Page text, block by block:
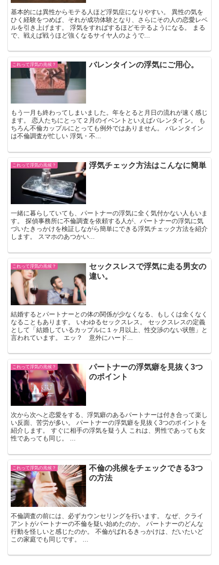
基本的には異性からモテる人ほど浮気症になりやすい。 異性の気を
ひく経験をつめば、それが成功体験となり、さらにその人の恋愛レベ
ルを引き上げます。 浮気をすればするほどモテるようになる。 まる
で、戦えば戦うほど強くなるサイヤ人のようで...
これって浮気の兆候？ バレンタインの浮気にご用心。
もう一月も終わってしまいました。年をとると月日の流れが速く感じ
ます。 恋人たちにとって２月のイベントといえばバレンタイン。 も
ちろん不倫カップルにとっても例外ではありません。 バレンタイン
は不倫調査が忙しい 浮気・不...
これって浮気の兆候？ 浮気チェック方法はこんなに簡単
一緒に暮らしていても、パートナーの浮気に全く気付かない人もいま
す。 探偵事務所に不倫調査を依頼する人が、パートナーの浮気に気
づいたきっかけを検証しながら簡単にできる浮気チェック方法を紹介
します。 スマホのあつかい...
これって浮気の兆候？
セックスレスで浮気に走る男女の
違い。
結婚するとパートナーとの体の関係が少なくなる、もしくは全くなく
なることもあります。 いわゆるセックスレス。 セックスレスの定義
として「結婚しているカップルに１ヶ月以上、性交渉のない状態」と
言われています。 エッ？ 意外にハード...
これって浮気の兆候？
パートナーの浮気癖を見抜く3つ
のポイント
次から次へと恋愛をする、浮気癖のあるパートナーは付き合って楽し
い反面、苦労が多い。 パートナーの浮気癖を見抜く3つのポイントを
紹介します。 すぐに相手の浮気を疑う人 これは、男性であっても女
性であっても同じ。 ...
これって浮気の兆候？
不倫の兆候をチェックできる3つ
の方法
不倫調査の前には、必ずカウンセリングを行います。 なぜ、クライ
アントがパートナーの不倫を疑い始めたのか。 パートナーのどんな
行動を怪しいと感じたのか。 不倫がばれるきっかけは、だいたいど
この家庭でも同じです。 ...